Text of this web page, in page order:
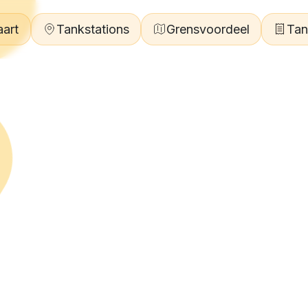
Tankstations Grensvoordeel